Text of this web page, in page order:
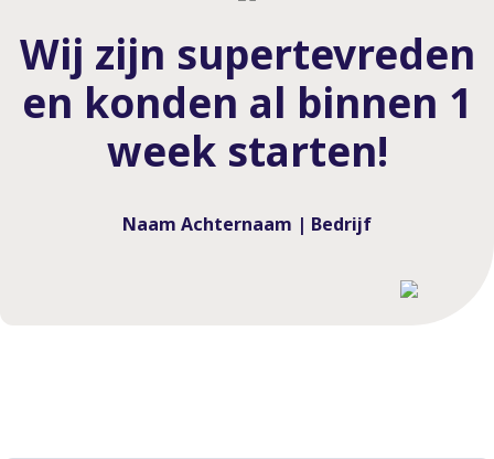
Wij zijn supertevreden
en konden al binnen 1
week starten!
Naam Achternaam | Bedrijf